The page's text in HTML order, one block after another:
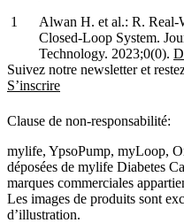
Alwan H. et al.: R. Real-
Closed-Loop System.
Technology. 2023;0(0).
Suivez notre newsletter et
S’inscrire
Clause de non-responsabilité:
mylife, YpsoPump, myLoop,
déposées de mylife Diabetes
marques commerciales
Les images de produits sont
d’illustration.